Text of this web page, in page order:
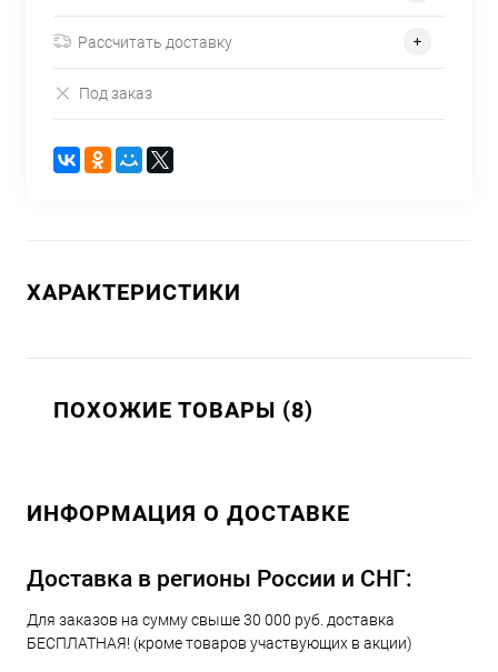
Рассчитать доставку
Под заказ
ХАРАКТЕРИСТИКИ
ПОХОЖИЕ ТОВАРЫ (8)
ИНФОРМАЦИЯ О ДОСТАВКЕ
Доставка в регионы России и СНГ:
Для заказов на сумму свыше 30 000 руб. доставка
БЕСПЛАТНАЯ! (кроме товаров участвующих в акции)